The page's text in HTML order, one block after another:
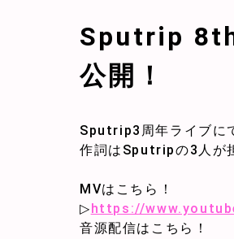
Sputrip
公開！
Sputrip3周年ライブに
作詞はSputripの3人が
MVはこちら！
▷https://
音源配信はこちら！